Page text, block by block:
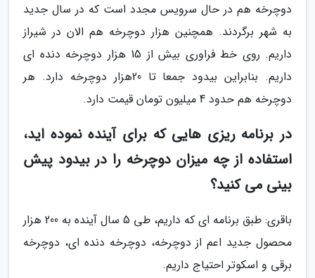
دوچرخه هم در حال سرویس مجدد است که در سال جدید
به شهر برگردند. همچنین هزار دوچرخه هم الان در شیراز
داریم. روی خط فراوری بیش از 15 هزار دوچرخه دنده ای
داریم. بنابراین بیدود جمعا تا 20هزار دوچرخه دارد. هر
دوچرخه هم حدود 4 میلیون تومان قیمت دارد.
در برنامه ریزی هایی که برای آینده نموده اید،
استفاده از چه میزان دوچرخه را در بیدود پیش
بینی می کنید؟
باقری: طبق برنامه ای که داریم، طی 5 سال آینده به 200 هزار
محصول جدید اعم از دوچرخه، دوچرخه دنده ای، دوچرخه
برقی و اسکوتر احتیاج داریم.